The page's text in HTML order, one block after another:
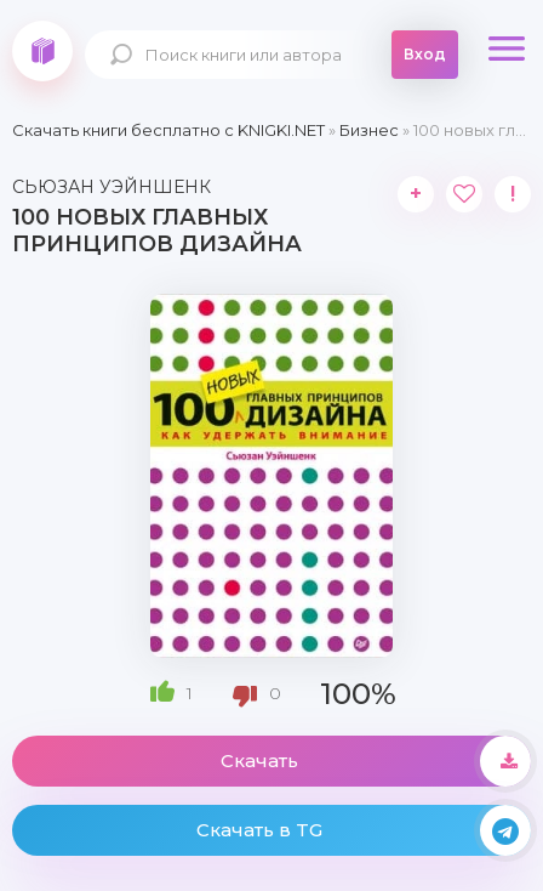
Вход
Скачать книги бесплатно c KNIGKI.NET» Бизнес » 100 новых главных принципов дизайна
СЬЮЗАН УЭЙНШЕНК
100 НОВЫХ ГЛАВНЫХ
ПРИНЦИПОВ ДИЗАЙНА
+ !
1 0 100%
Скачать
Скачать в TG